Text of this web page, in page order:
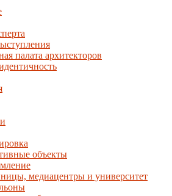
палата архитекторов
объекты
медиацентры и университет